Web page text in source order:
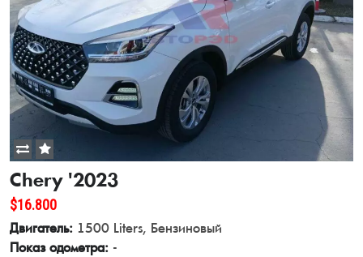
Chery '2023
$16.800
Двигатель: 1500 Liters, Бензиновый
Показ одометра: -